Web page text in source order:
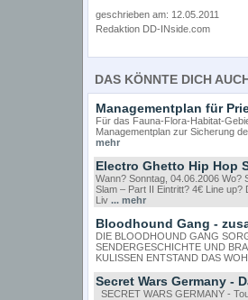
geschrieben am: 12.05.2011
Redaktion DD-INside.com
DAS KÖNNTE DICH
Managementplan für
Für das Fauna-Flora-Habitat-
Managementplan zur Sicherung
mehr
Electro Ghetto Hip Hop
Wann? Sonntag, 04.06.2006
Slam – Part II Eintritt? 4€ Line
Liv ... mehr
Bloodhound Gang -
DIE BLOODHOUND GANG
SENDERGESCHICHTE UND
KULISSEN ENTSTAND DAS
Secret Wars Germany -
SECRET WARS GERMANY -